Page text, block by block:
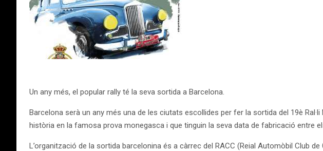
Un any més, el popular rally té la seva sortida a Barcelona.
Barcelona serà un any més una de les ciutats escollides per fer la sortida del 19è
història en la famosa prova monegasca i que tinguin la seva data de fabricació entre
L’organització de la sortida barcelonina és a càrrec del RACC (Reial Automòbil Club